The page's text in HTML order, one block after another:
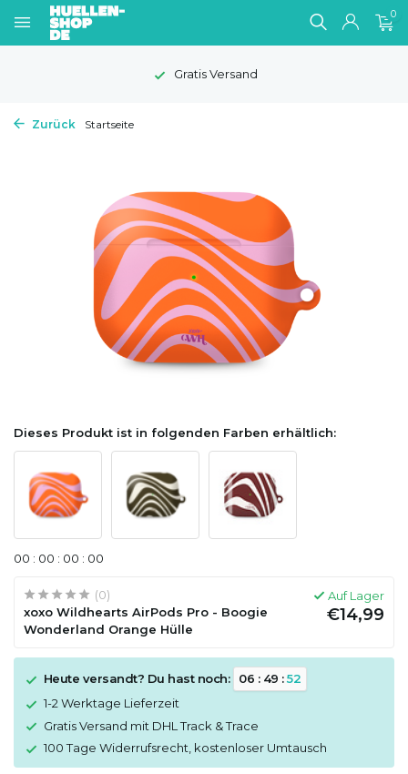
0
Gratis Versand
Zurück Startseite
Dieses Produkt ist in folgenden Farben erhältlich:
00 : 00 : 00 : 00
(0)
xoxo Wildhearts AirPods Pro - Boogie
Wonderland Orange Hülle
Auf Lager
€14,99
Heute versandt? Du hast noch: 06 : 49 :52
1-2 Werktage Lieferzeit
Gratis Versand mit DHL Track & Trace
100 Tage Widerrufsrecht, kostenloser Umtausch